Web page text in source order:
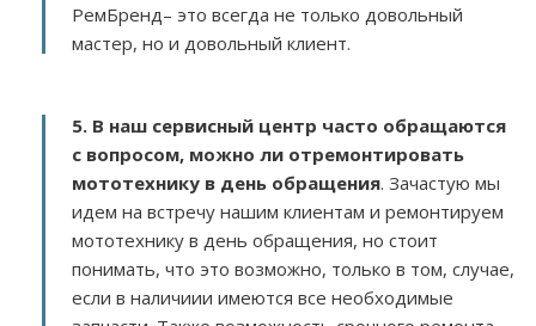
РемБренд– это всегда не только довольный
мастер, но и довольный клиент.
5. В наш сервисный центр часто обращаются
с вопросом, можно ли отремонтировать
мототехнику в день обращения. Зачастую мы
идем на встречу нашим клиентам и ремонтируем
мототехнику в день обращения, но стоит
понимать, что это возможно, только в том, случае,
если в наличиии имеются все необходимые